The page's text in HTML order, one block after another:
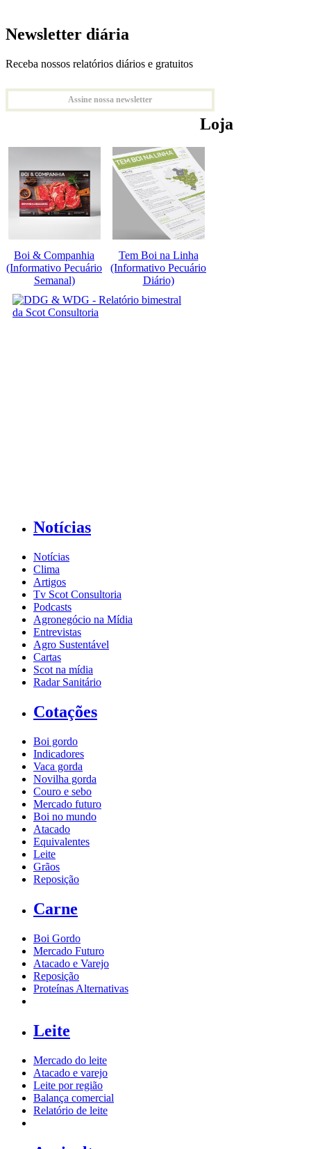
Newsletter diária
Receba nossos relatórios diários e gratuitos
Assine nossa newsletter
Loja
Boi & Companhia
(Informativo Pecuário
Semanal)
Tem Boi na Linha
(Informativo Pecuário
Diário)
Notícias
Notícias
Clima
Artigos
Tv Scot Consultoria
Podcasts
Agronegócio na Mídia
Entrevistas
Agro Sustentável
Cartas
Scot na mídia
Radar Sanitário
Cotações
Boi gordo
Indicadores
Vaca gorda
Novilha gorda
Couro e sebo
Mercado futuro
Boi no mundo
Atacado
Equivalentes
Leite
Grãos
Reposição
Carne
Boi Gordo
Mercado Futuro
Atacado e Varejo
Reposição
Proteínas Alternativas
Leite
Mercado do leite
Atacado e varejo
Leite por região
Balança comercial
Relatório de leite